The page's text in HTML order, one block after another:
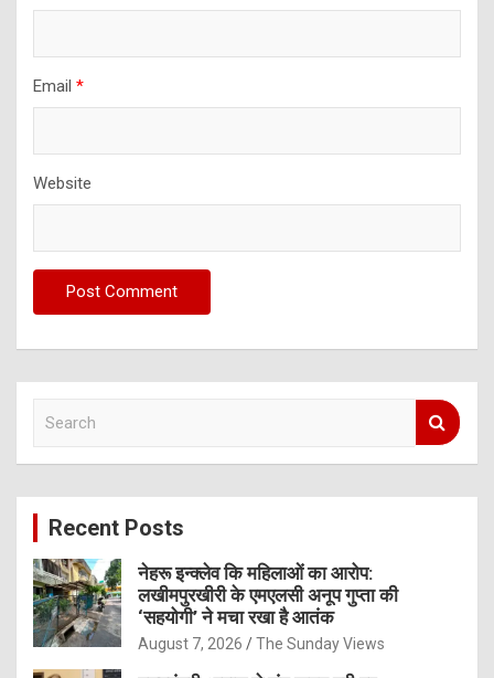
Email *
Website
c
Recent Posts
नेहरू इन्क्लेव कि महिलाओं का आरोप:
लखीमपुरखीरी के एमएलसी अनूप गुप्ता की
‘सहयोगी’ ने मचा रखा है आतंक
August 7, 2026 The Sunday Views